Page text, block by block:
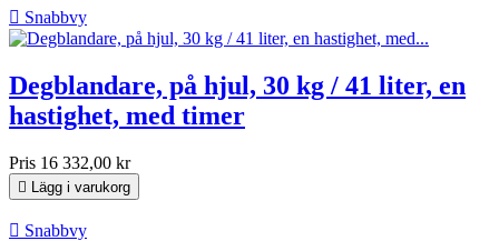
 Snabbvy
Degblandare, på hjul, 30 kg / 41 liter, en
hastighet, med timer
Pris 16 332,00 kr
 Lägg i varukorg
 Snabbvy